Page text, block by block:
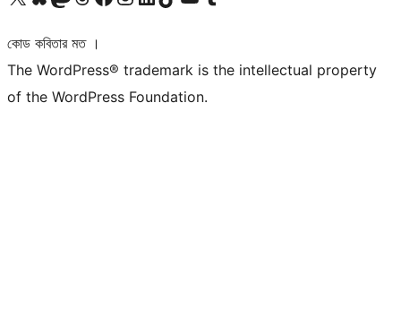
কোড কবিতার মত ।
The WordPress® trademark is the intellectual property
of the WordPress Foundation.